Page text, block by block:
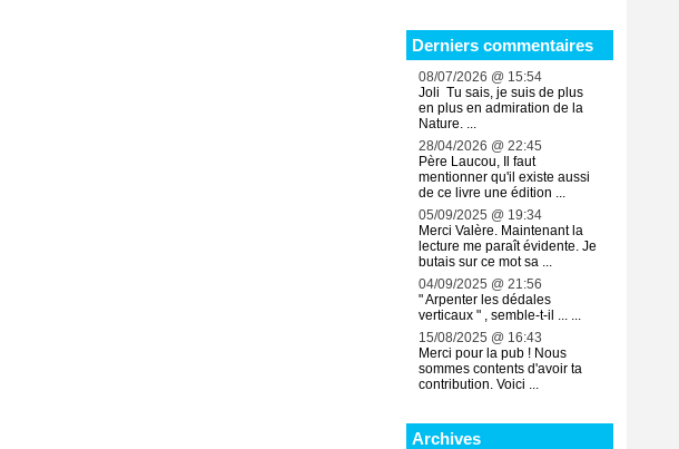
Derniers commentaires
08/07/2026 @ 15:54
Joli Tu sais, je suis de plus
en plus en admiration de la
Nature. ...
28/04/2026 @ 22:45
Père Laucou, Il faut
mentionner qu'il existe aussi
de ce livre une édition ...
05/09/2025 @ 19:34
Merci Valère. Maintenant la
lecture me paraît évidente. Je
butais sur ce mot sa ...
04/09/2025 @ 21:56
" Arpenter les dédales
verticaux " , semble-t-il ... ...
15/08/2025 @ 16:43
Merci pour la pub ! Nous
sommes contents d'avoir ta
contribution. Voici ...
Archives